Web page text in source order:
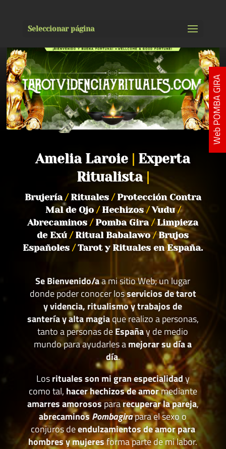
Seleccionar página
Amelia Laroie
Experta
Ritualista
Brujería /Rituales /Protección Contra
Mal de Ojo /Hechizos/Vudu/
Abrecaminos/Pomba Gira/Limpieza
de Exú/Ritual Babalawo/Brujos
Españoles/Tarot y Rituales en España.
Se Bienvenido/aa mi sitio Web; un lugar
donde poder conocer losservicios de tarot
y videncia, ritualismo y trabajos de
santería y alta magiaque realizo a personas,
tanto a personas deEspañay de medio
mundo para ayudarles amejorar su día a
día.
Losrituales son mi gran especialidady
como tal, hacer hechizos de amormediante
amarres amorosospararecuperar la pareja,
abrecaminosPombagirapara el sexo o
conjuros deendulzamientos de amor para
hombres y mujeresforma parte de mi labor.
Web POMBA GIRA